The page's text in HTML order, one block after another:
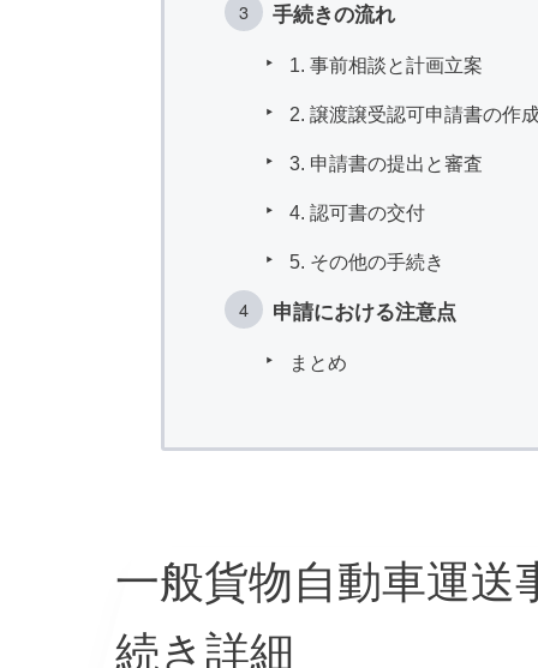
手続きの流れ
1. 事前相談と計画立案
2. 譲渡譲受認可申請書の作
3. 申請書の提出と審査
4. 認可書の交付
5. その他の手続き
申請における注意点
まとめ
一般貨物自動車運送
続き詳細